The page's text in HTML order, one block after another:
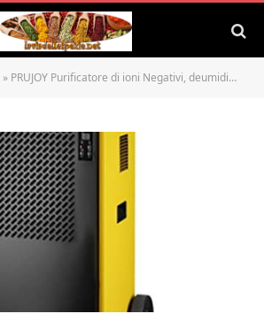
» PRUJOY Purificatore di ioni Negativi, deumidificatore ad Alta Potenza per capannoni industriali, deumidificatore Intelligente ad Aria elettrica 2247 mq. Ft 242 Pinta